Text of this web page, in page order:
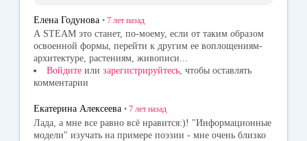
Елена Годунова • 7 лет назад
А STEAM это станет, по-моему, если от таким образом
освоенной формы, перейти к другим ее воплощениям-
архитектуре, растениям, живописи...
Войдите или зарегистрируйтесь, чтобы оставлять
комментарии
Екатерина Алексеева • 7 лет назад
Лада, а мне все равно всё нравится:)! "Информационные
модели" изучать на примере поэзии - мне очень близко